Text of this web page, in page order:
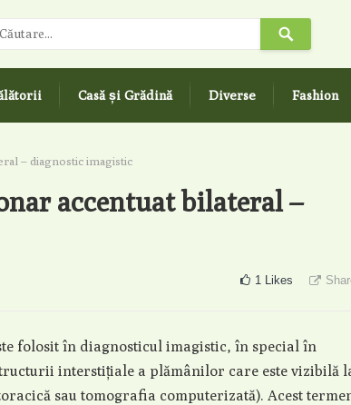
Casă și Grădină Diverse Fashion
– diagnostic imagistic
accentuat bilateral –
1 Likes
folosit în diagnosticul imagistic, în special în
interstițiale a plămânilor care este vizibilă
sau tomografia computerizată). Acest